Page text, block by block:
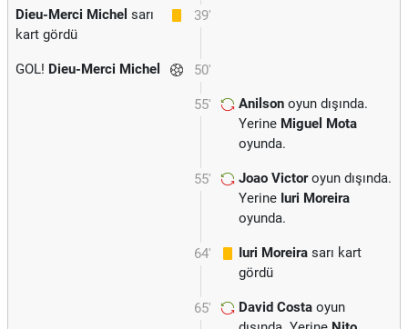
39'
Dieu-Merci Michel sarı
kart gördü
50'
GOL! Dieu-Merci Michel
55' Anilson oyun dışında.
Yerine Miguel Mota
oyunda.
55' Joao Victoroyun dışında.
Yerine Iuri Moreira
oyunda.
64' Iuri Moreira sarı kart
gördü
65' David Costa oyun